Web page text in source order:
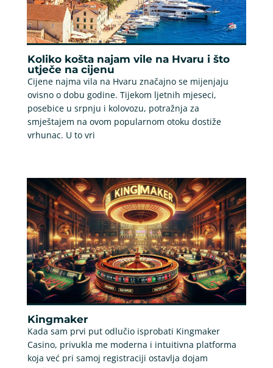
Koliko košta najam vile na Hvaru i što
utječe na cijenu
Cijene najma vila na Hvaru značajno se mijenjaju
ovisno o dobu godine. Tijekom ljetnih mjeseci,
posebice u srpnju i kolovozu, potražnja za
smještajem na ovom popularnom otoku dostiže
vrhunac. U to vri
Kingmaker
Kada sam prvi put odlučio isprobati Kingmaker
Casino, privukla me moderna i intuitivna platforma
koja već pri samoj registraciji ostavlja dojam